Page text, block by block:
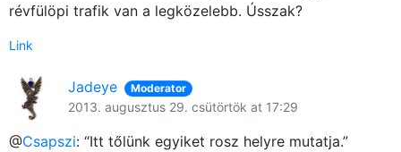
révfülöpi trafik van a legközelebb. Ússzak?
Link
Jadeye Moderator
2013. augusztus 29. csütörtök at 17:29
@Csapszi: “Itt tőlünk egyiket rosz helyre mutatja.”
Apple szerviz